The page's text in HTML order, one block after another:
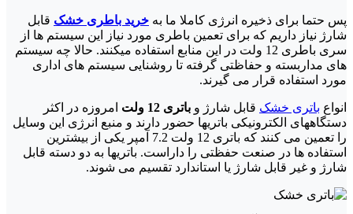
پس حتما برای ذخیره انرژی کاملا ما به خرید باطری خشک قابل
شارژ نیاز داریم که برای تعمین باطری مورد نیاز این سیستم ها از
سری باطری 12 ولت در این منابع استفاده میکنند. حالا چه سیستم
های مداربسته و حفاظتی گرفته تا روشنایی سیستم های اداری
مورد استفاده قرار می گیرند.
انواع باتری خشک قابل شارژ و باتری 12 ولت
امروزه در اکثر
دستگاههای الکترونیکی باتریها حضور دارند و منبع انرژی این وسایل
را تعمین می کنند که باتری 12 ولت 7.2 آمپر یکی از بیشترین
استفاده ها در صنعت حفظتی را داراست. باتریها به دو دسته قابل
شارژ و غیر قابل شارژ یا استاندارد تقسیم می شوند.